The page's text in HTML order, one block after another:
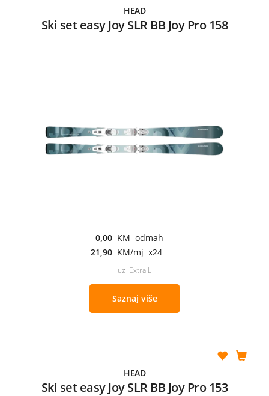
HEAD
Ski set easy Joy SLR BB Joy Pro 158
0,00 KM odmah
21,90 KM/mj x24
uz Extra L
Saznaj više
HEAD
Ski set easy Joy SLR BB Joy Pro 153